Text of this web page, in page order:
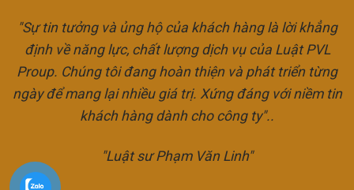
"Sự tin tưởng và ủng hộ của khách hàng là lời khẳng
định về năng lực, chất lượng dịch vụ của Luật PVL
Proup. Chúng tôi đang hoàn thiện và phát triển từng
ngày để mang lại nhiều giá trị. Xứng đáng với niềm tin
khách hàng dành cho công ty"..
"Luật sư Phạm Văn Linh"